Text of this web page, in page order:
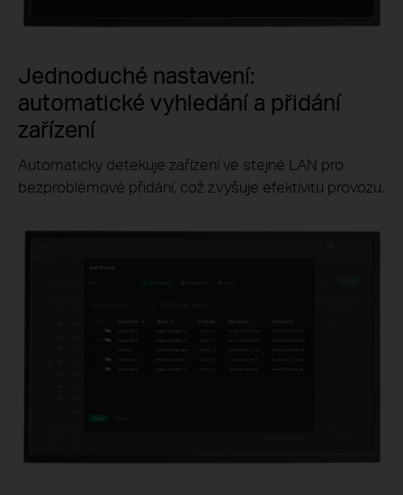
Jednoduché nastavení:
automatické vyhledání a přidání
zařízení
Automaticky detekuje zařízení ve stejné LAN pro
bezproblémové přidání, což zvyšuje efektivitu provozu.